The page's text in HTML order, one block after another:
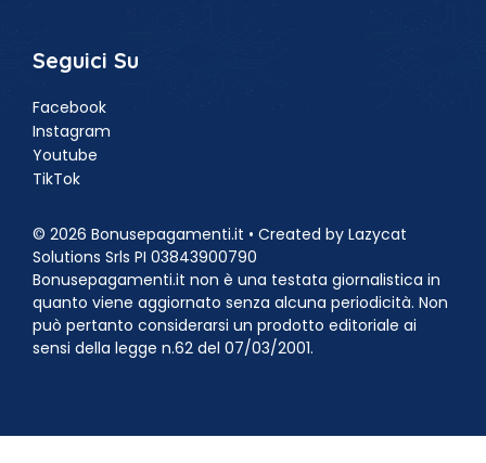
Seguici Su
Facebook
Instagram
Youtube
TikTok
© 2026 Bonusepagamenti.it • Created by Lazycat
Solutions Srls PI 03843900790
Bonusepagamenti.it non è una testata giornalistica in
quanto viene aggiornato senza alcuna periodicità. Non
può pertanto considerarsi un prodotto editoriale ai
sensi della legge n.62 del 07/03/2001.